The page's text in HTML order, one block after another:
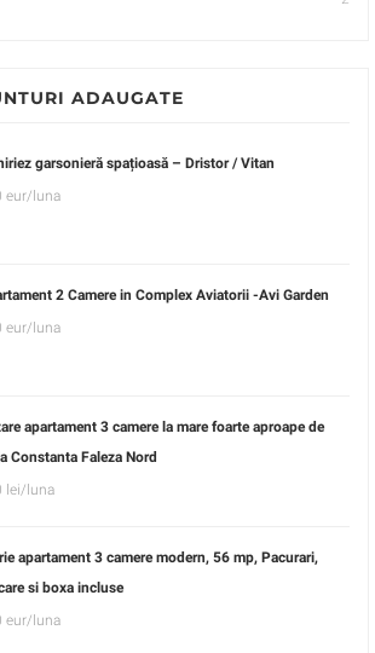
ADAUGATE
garsonieră spațioasă – Dristor / Vitan
eur/luna
2 Camere in Complex Aviatorii -Avi Garden
eur/luna
apartament 3 camere la mare foarte aproape de
Constanta Faleza Nord
lei/luna
apartament 3 camere modern, 56 mp, Pacurari,
si boxa incluse
eur/luna